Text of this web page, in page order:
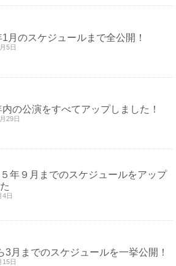
月のスケジュールまで全公開！
5日
の公演をすべてアップしました！
29日
年９月までのスケジュールをアップ
4日
3月までのスケジュールを一挙公開！
15日